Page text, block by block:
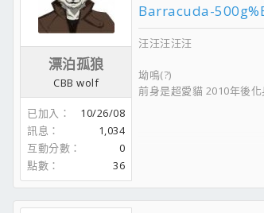
漂泊孤狼
CBB wolf
已加入
10/26/08
訊息
1,034
互動分數
0
點數
36
Barracuda-
汪汪汪汪汪
坳嗚(?)
前身是超愛貓 2010年後化